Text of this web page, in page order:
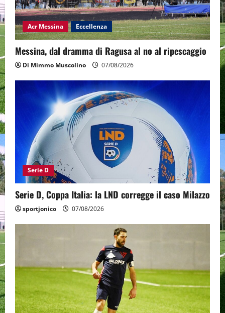
Acr Messina Eccellenza
Messina, dal dramma di Ragusa al no al ripescaggio
Di Mimmo Muscolino 07/08/2026
Serie D
Serie D, Coppa Italia: la LND corregge il caso Milazzo
sportjonico 07/08/2026